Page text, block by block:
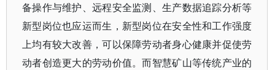
备操作与维护、远程安全监测、生产数据追踪分析等
新型岗位也应运而生，新型岗位在安全性和工作强度
上均有较大改善，可以保障劳动者身心健康并促使劳
动者创造更大的劳动价值。而智慧矿山等传统产业的